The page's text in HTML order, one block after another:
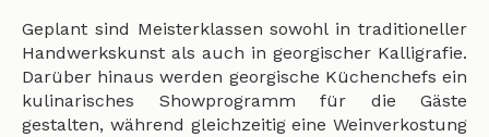
Geplant sind Meisterklassen sowohl in traditioneller
Handwerkskunst als auch in georgischer Kalligrafie.
Darüber hinaus werden georgische Küchenchefs ein
kulinarisches Showprogramm für die Gäste
gestalten, während gleichzeitig eine Weinverkostung